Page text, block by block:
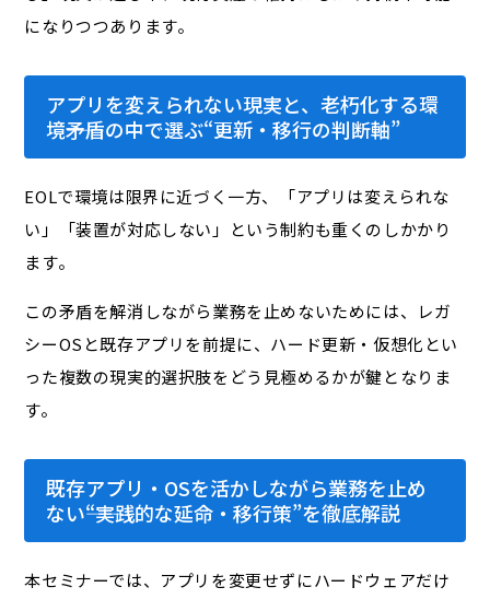
になりつつあります。
アプリを変えられない現実と、老朽化する環
境――矛盾の中で選ぶ“更新・移行の判断軸”
EOLで環境は限界に近づく一方、「アプリは変えられな
い」「装置が対応しない」という制約も重くのしかかり
ます。
この矛盾を解消しながら業務を止めないためには、レガ
シーOSと既存アプリを前提に、ハード更新・仮想化とい
った複数の現実的選択肢をどう見極めるかが鍵となりま
す。
既存アプリ・OSを活かしながら業務を止め
ない――“実践的な延命・移行策”を徹底解説
本セミナーでは、アプリを変更せずにハードウェアだけ